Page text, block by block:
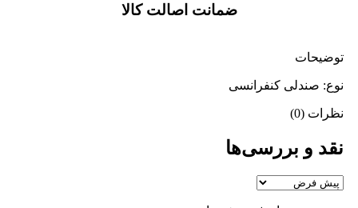
ضمانت اصالت کالا
توضیحات
نوع: صندلی کنفرانسی
نظرات (0)
نقد و بررسی‌ها